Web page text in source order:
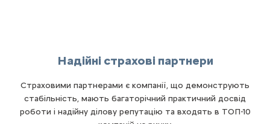
Надійні страхові партнери
Страховими партнерами є компанії, що демонструють
стабільність, мають багаторічний практичний досвід
роботи і надійну ділову репутацію та входять в ТОП-10